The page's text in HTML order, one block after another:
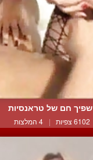
שפיך חם של טראנסיות
6102 צפיות | 4 המלצות